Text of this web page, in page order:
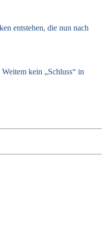
entstehen, die nun nach
kein „Schluss“ in